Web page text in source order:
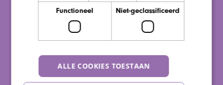
Wegwijzer locatie Wijkestein
Werken en leren bij
Vacatures
Vrijwillige collega’s
Functioneel Niet-geclassificeerd
ALLE COOKIES TOESTAAN